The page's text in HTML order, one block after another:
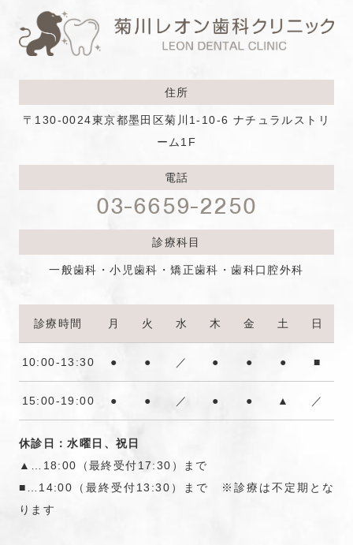
住所
〒130-0024東京都墨田区菊川1-10-6 ナチュラルストリ
ーム1F
電話
03-6659-2250
診療科目
一般歯科・小児歯科・矯正歯科・歯科口腔外科
診療時間 月 火 水 木 金 土 日
10:00-13:30 ● ● ／ ● ● ● ■
15:00-19:00 ● ● ／ ● ● ▲ ／
休診日：水曜日、祝日
▲…18:00（最終受付17:30）まで
■…14:00（最終受付13:30）まで ※診療は不定期とな
ります